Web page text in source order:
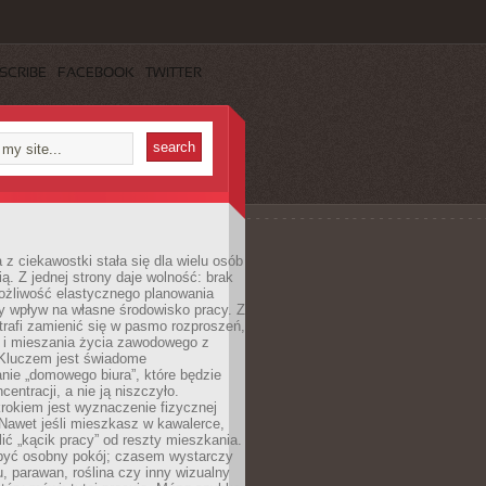
FACEBOOK TWITTER
z ciekawostki stała się dla wielu osób
Z jednej strony daje wolność: brak
elastycznego planowania
wpływ na własne środowisko pracy. Z
zamienić się w pasmo rozproszeń,
mieszania życia zawodowego z
jest świadome
„domowego biura”, które będzie
a nie ją niszczyło.
jest wyznaczenie fizycznej
jeśli mieszkasz w kawalerce,
„kącik pracy” od reszty mieszkania.
osobny pokój; czasem wystarczy
parawan, roślina czy inny wizualny